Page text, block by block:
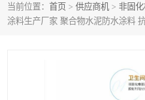
当前位置： 首页 > 供应商机 > 非固
涂料生产厂家 聚合物水泥防水涂料